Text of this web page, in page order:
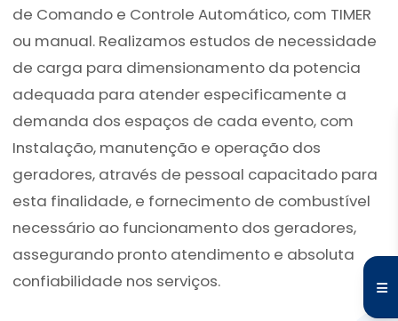
de Comando e Controle Automático, com TIMER
ou manual. Realizamos estudos de necessidade
de carga para dimensionamento da potencia
adequada para atender especificamente a
demanda dos espaços de cada evento, com
Instalação, manutenção e operação dos
geradores, através de pessoal capacitado para
esta finalidade, e fornecimento de combustível
necessário ao funcionamento dos geradores,
assegurando pronto atendimento e absoluta
confiabilidade nos serviços.